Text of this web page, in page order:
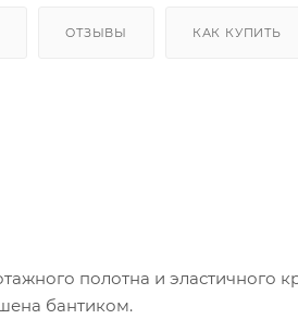
ОТЗЫВЫ КАК КУПИТЬ
полотна и эластичного
бантиком.